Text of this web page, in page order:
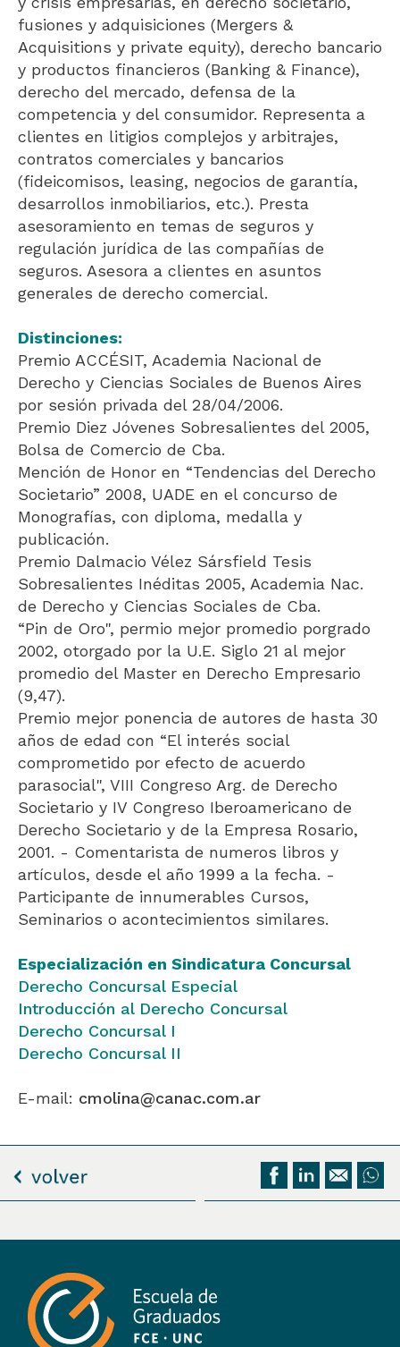
fusiones y adquisiciones (Mergers &
Acquisitions y private equity), derecho bancario
y productos financieros (Banking & Finance),
derecho del mercado, defensa de la
competencia y del consumidor. Representa a
clientes en litigios complejos y arbitrajes,
contratos comerciales y bancarios
(fideicomisos, leasing, negocios de garantía,
desarrollos inmobiliarios, etc.). Presta
asesoramiento en temas de seguros y
regulación jurídica de las compañías de
seguros. Asesora a clientes en asuntos
generales de derecho comercial.
Distinciones:
Premio ACCÉSIT, Academia Nacional de
Derecho y Ciencias Sociales de Buenos Aires
por sesión privada del 28/04/2006.
Premio Diez Jóvenes Sobresalientes del 2005,
Bolsa de Comercio de Cba.
Mención de Honor en “Tendencias del Derecho
Societario” 2008, UADE en el concurso de
Monografías, con diploma, medalla y
publicación.
Premio Dalmacio Vélez Sársfield Tesis
Sobresalientes Inéditas 2005, Academia Nac.
de Derecho y Ciencias Sociales de Cba.
“Pin de Oro", permio mejor promedio porgrado
2002, otorgado por la U.E. Siglo 21 al mejor
promedio del Master en Derecho Empresario
(9,47).
Premio mejor ponencia de autores de hasta 30
años de edad con “El interés social
comprometido por efecto de acuerdo
parasocial", VIII Congreso Arg. de Derecho
Societario y IV Congreso Iberoamericano de
Derecho Societario y de la Empresa Rosario,
2001. - Comentarista de numeros libros y
artículos, desde el año 1999 a la fecha. -
Participante de innumerables Cursos,
Seminarios o acontecimientos similares.
Especialización en Sindicatura Concursal
Derecho Concursal Especial
Introducción al Derecho Concursal
Derecho Concursal I
Derecho Concursal II
E-mail: cmolina@canac.com.ar